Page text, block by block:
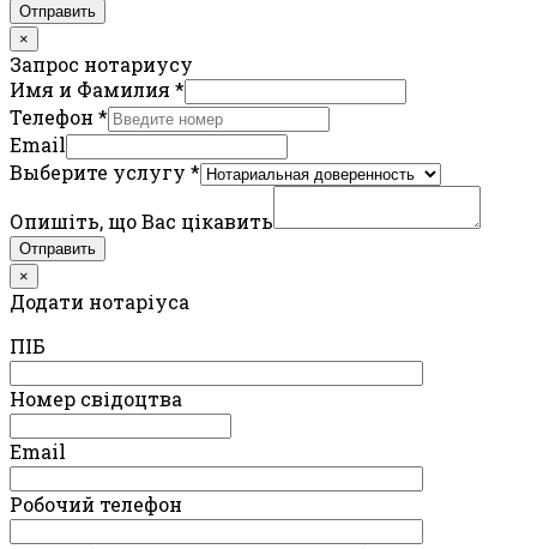
Отправить
×
Запрос нотариусу
Имя и Фамилия *
Телефон *
Email
Выберите услугу *
Опишіть, що Вас цікавить
Отправить
×
Додати нотаріуса
ПIБ
Номер свідоцтва
Email
Робочий телефон